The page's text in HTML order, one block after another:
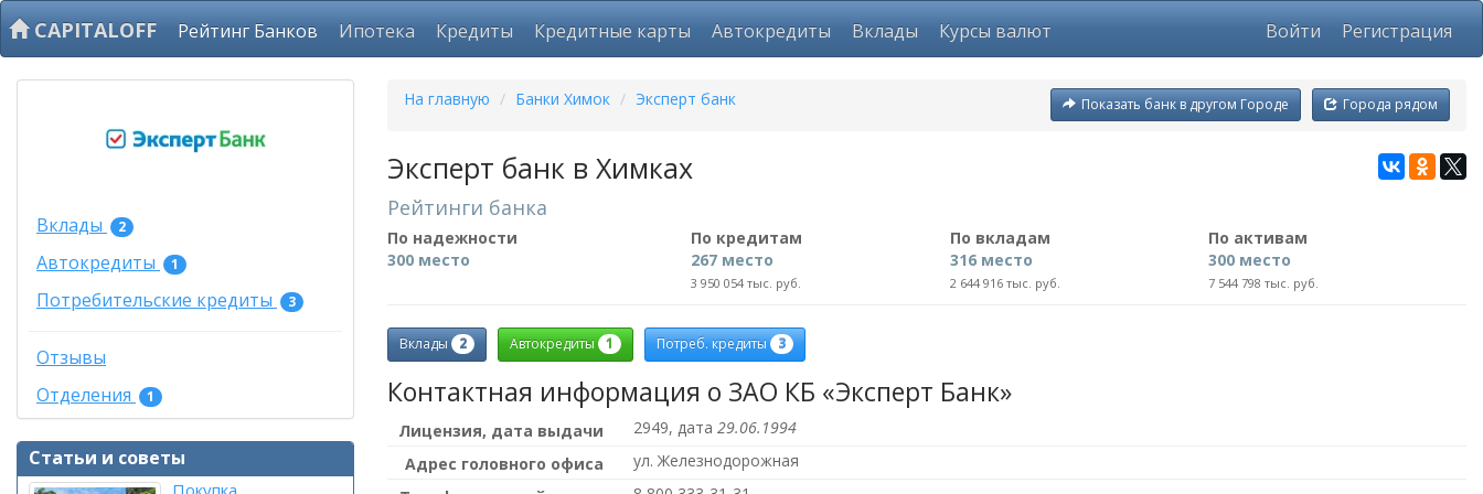
CAPITALOFF Рейтинг Банков Ипотека Кредиты Кредитные карты Автокредиты Вклады Курсы валют Войти Регистрация
Вклады 2
Автокредиты 1
Потребительские кредиты 3
Отзывы
Отделения
1
Статьи и советы
Покупка
Города рядом
Показать банк в другом Городе
На главную / Банки Химок / Эксперт банк
Эксперт банк в Химках
Рейтинги банка
По надежности По кредитам По вкладам
По активам
300 место
267 место
3 950 054 тыс. руб.
316 место
2 644 916 тыс. руб.
300 место
7 544 798 тыс. руб.
Вклады 2 Автокредиты 1 Потреб. кредиты 3
Контактная информация о ЗАО КБ «Эксперт Банк»
Лицензия, дата выдачи 2949, дата29.06.1994
Адрес головного офиса
ул. Железнодорожная